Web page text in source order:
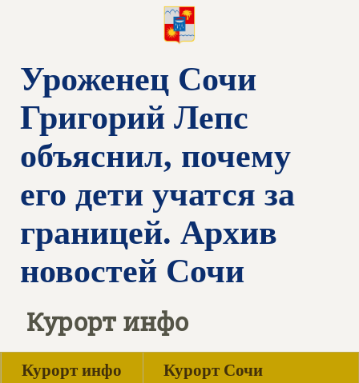
Уроженец Сочи
Григорий Лепс
объяснил, почему
его дети учатся за
границей. Архив
новостей Сочи
Курорт инфо
Курорт инфо Курорт Сочи